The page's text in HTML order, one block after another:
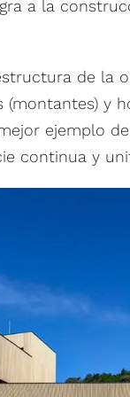
a la
de la
(montantes) y
ejemplo
continua y